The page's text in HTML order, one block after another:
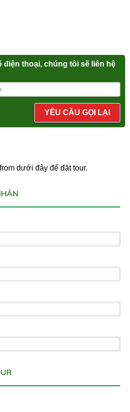
điện thoại, chúng tôi sẽ liên hệ
YÊU CẦU GỌI LẠI
dưới đây để đặt tour.